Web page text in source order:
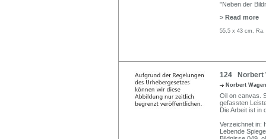
"Neben der
> Read more
55,5 x 43 cm,
124 Norbert
Norbert
Oil on canvas.
gefassten
Die Arbeit ist in
Verzeichnet in:
Lebende